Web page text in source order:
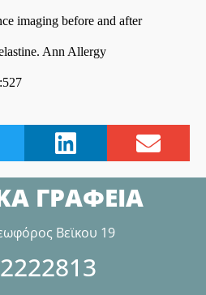
imaging before and after
Ann Allergy
ΓΡΑΦΕΙΑ
Βεϊκου 19